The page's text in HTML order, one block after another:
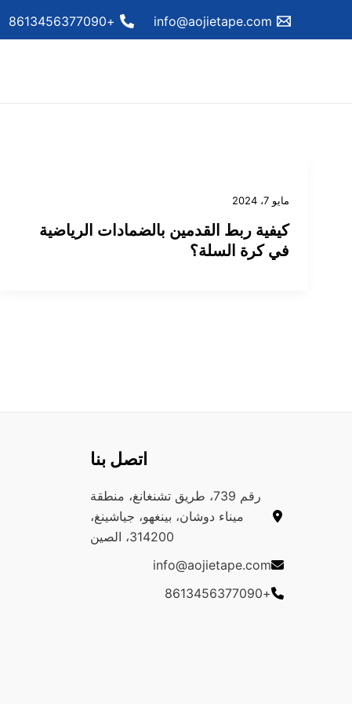
info@aojietape.com
+8613456377090
مايو 7، 2024
كيفية ربط القدمين بالضمادات الرياضية
في كرة السلة؟
اتصل بنا
رقم 739، طريق تشنغانغ، منطقة
ميناء دوشان، بينغهو، جياشينغ،
314200، الصين
info@aojietape.com
+8613456377090